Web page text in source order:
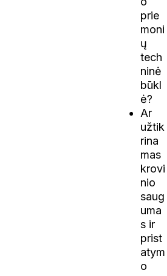
prie
moni
ų
tech
ninė
būkl
ė?
Ar
užtik
rina
mas
krovi
nio
saug
uma
s ir
prist
atym
o